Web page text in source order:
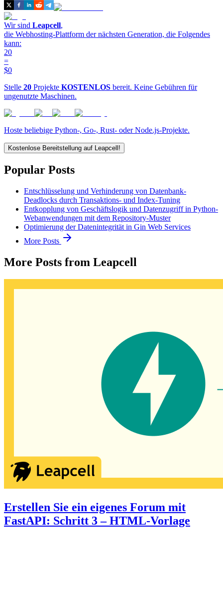
Wir sind Leapcell,
die Webhosting-Plattform der nächsten Generation, die Folgendes
kann:
20
=
$0
Stelle 20 Projekte KOSTENLOS bereit. Keine Gebühren für
ungenutzte Maschinen.
Hoste beliebige Python-, Go-, Rust- oder Node.js-Projekte.
Kostenlose Bereitstellung auf Leapcell!
Popular Posts
Entschlüsselung und Verhinderung von Datenbank-
Deadlocks durch Transaktions- und Index-Tuning
Entkopplung von Geschäftslogik und Datenzugriff in Python-
Webanwendungen mit dem Repository-Muster
Optimierung der Datenintegrität in Gin Web Services
More Posts
More Posts from Leapcell
Erstellen Sie ein eigenes Forum mit
FastAPI: Schritt 3 – HTML-Vorlage